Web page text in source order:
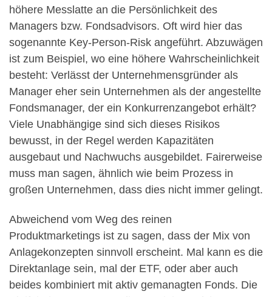
höhere Messlatte an die Persönlichkeit des
Managers bzw. Fondsadvisors. Oft wird hier das
sogenannte Key-Person-Risk angeführt. Abzuwägen
ist zum Beispiel, wo eine höhere Wahrscheinlichkeit
besteht: Verlässt der Unternehmensgründer als
Manager eher sein Unternehmen als der angestellte
Fondsmanager, der ein Konkurrenzangebot erhält?
Viele Unabhängige sind sich dieses Risikos
bewusst, in der Regel werden Kapazitäten
ausgebaut und Nachwuchs ausgebildet. Fairerweise
muss man sagen, ähnlich wie beim Prozess in
großen Unternehmen, dass dies nicht immer gelingt.
Abweichend vom Weg des reinen
Produktmarketings ist zu sagen, dass der Mix von
Anlagekonzepten sinnvoll erscheint. Mal kann es die
Direktanlage sein, mal der ETF, oder aber auch
beides kombiniert mit aktiv gemanagten Fonds. Die